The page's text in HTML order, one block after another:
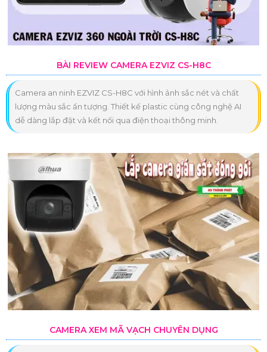
BÀI REVIEW CAMERA EZVIZ CS-H8C
Camera an ninh EZVIZ CS-H8C với hình ảnh sắc nét và chất
lượng màu sắc ấn tượng. Thiết kế plastic cùng công nghệ AI
dễ dàng lắp đặt và kết nối qua điện thoại thông minh.
CAMERA XEM MÃ VẠCH CHUYÊN DỤNG